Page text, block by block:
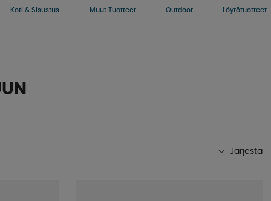
Koti & Sisustus Muut Tuotteet Outdoor Löytötuotteet
Järjestä